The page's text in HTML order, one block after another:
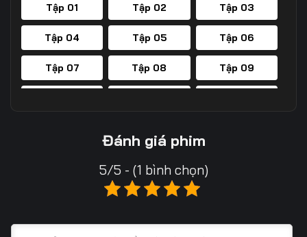
Tập 01 Tập 02 Tập 03
Tập 04 Tập 05 Tập 06
Tập 07 Tập 08 Tập 09
Tập 20
Đánh giá phim
5/5 - (1 bình chọn)